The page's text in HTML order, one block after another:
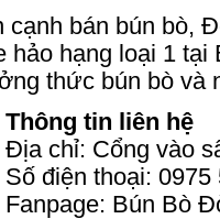
cạnh bán bún bò,
hảo hạng loại 1
thức bún bò và
Thông tin liên hệ
Địa chỉ: Cổng vào
Số điện thoại: 0975
Fanpage: Bún Bò